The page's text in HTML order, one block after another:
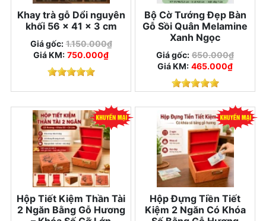
Khay trà gỗ Dổi nguyên
khối 56 × 41 × 3 cm
Giá gốc: 1.150.000₫
Giá KM: 750.000₫
Bộ Cờ Tướng Đẹp Bàn
Gỗ Sồi Quân Melamine
Xanh Ngọc
Giá gốc: 650.000₫
Giá KM: 465.000₫
Hộp Tiết Kiệm Thần Tài
2 Ngăn Bằng Gỗ Hương
Hộp Đựng Tiền Tiết
Kiệm 2 Ngăn Có Khóa